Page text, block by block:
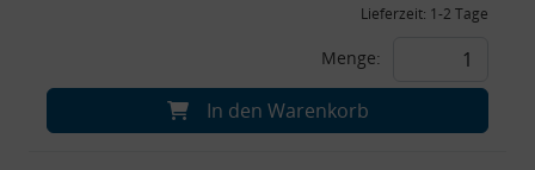
Lieferzeit: 1-2 Tage
Menge:
In den Warenkorb